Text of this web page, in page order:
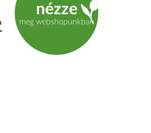
product.label.guide
nézze
meg webshopunkban